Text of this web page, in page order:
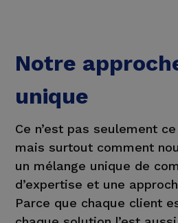
Notre
unique
Ce n’est pas seulement
mais surtout comment
un mélange unique de
d’expertise et une
Parce que chaque client